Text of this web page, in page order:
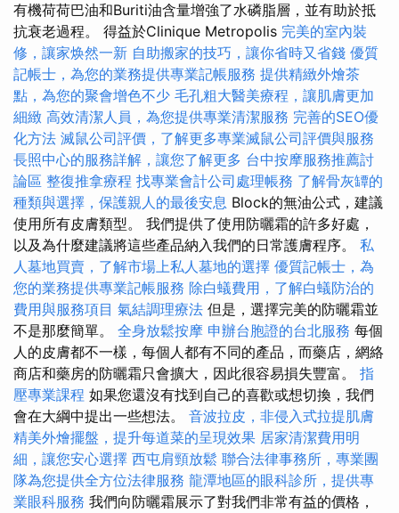
有機荷荷巴油和Buriti油含量增強了水磷脂層，並有助於抵
抗衰老過程。 得益於Clinique Metropolis 完美的室內裝
修，讓家焕然一新 自助搬家的技巧，讓你省時又省錢 優質
記帳士，為您的業務提供專業記帳服務 提供精緻外燴茶
點，為您的聚會增色不少 毛孔粗大醫美療程，讓肌膚更加
細緻 高效清潔人員，為您提供專業清潔服務 完善的SEO優
化方法 滅鼠公司評價，了解更多專業滅鼠公司評價與服務
長照中心的服務詳解，讓您了解更多 台中按摩服務推薦討
論區 整復推拿療程 找專業會計公司處理帳務 了解骨灰罈的
種類與選擇，保護親人的最後安息 Block的無油公式，建議
使用所有皮膚類型。 我們提供了使用防曬霜的許多好處，
以及為什麼建議將這些產品納入我們的日常護膚程序。 私
人墓地買賣，了解市場上私人墓地的選擇 優質記帳士，為
您的業務提供專業記帳服務 除白蟻費用，了解白蟻防治的
費用與服務項目 氣結調理療法 但是，選擇完美的防曬霜並
不是那麼簡單。 全身放鬆按摩 申辦台胞證的台北服務 每個
人的皮膚都不一樣，每個人都有不同的產品，而藥店，網絡
商店和藥房的防曬霜只會擴大，因此很容易損失豐富。 指
壓專業課程 如果您還沒有找到自己的喜歡或想切換，我們
會在大綱中提出一些想法。 音波拉皮，非侵入式拉提肌膚
精美外燴擺盤，提升每道菜的呈現效果 居家清潔費用明
細，讓您安心選擇 西屯肩頸放鬆 聯合法律事務所，專業團
隊為您提供全方位法律服務 龍潭地區的眼科診所，提供專
業眼科服務 我們向防曬霜展示了對我們非常有益的價格，